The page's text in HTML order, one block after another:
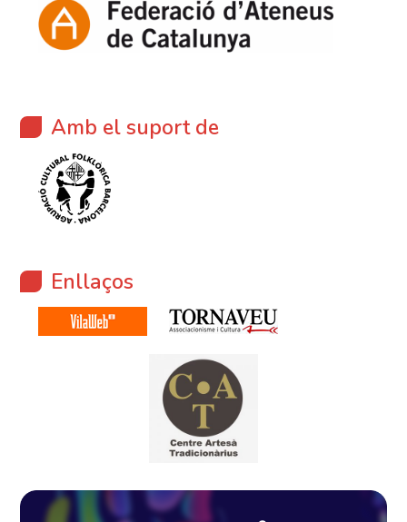
Amb el suport de
Enllaços